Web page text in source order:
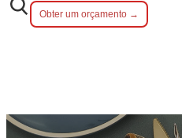
Obter um orçamento →